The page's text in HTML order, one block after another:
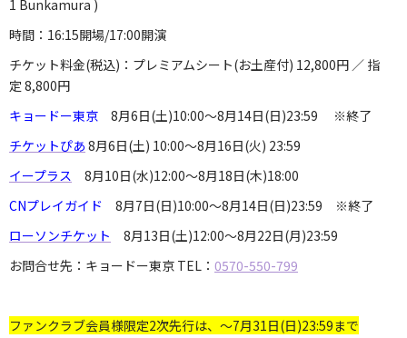
1 Bunkamura )
時間：16:15開場/17:00開演
チケット料金(税込)：プレミアムシート(お土産付) 12,800円 ／ 指
定 8,800円
キョードー東京 8月6日(土)10:00〜8月14日(日)23:59 ※終了
チケットぴあ 8月6日(土) 10:00～8月16日(火) 23:59
イープラス 8月10日(水)12:00～8月18日(木)18:00
CNプレイガイド 8月7日(日)10:00～8月14日(日)23:59 ※終了
ローソンチケット 8月13日(土)12:00〜8月22日(月)23:59
お問合せ先：キョードー東京 TEL： 0570-550-799
ファンクラブ会員様限定2次先行は、～7月31日(日)23:59まで